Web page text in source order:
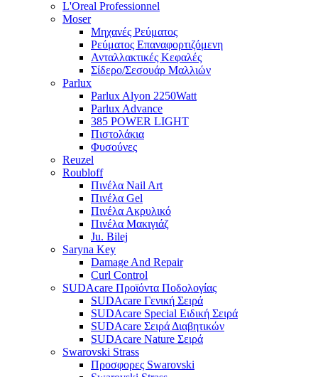
L'Oreal Professionnel
Moser
Μηχανές Ρεύματος
Ρεύματος Επαναφορτιζόμενη
Ανταλλακτικές Κεφαλές
Σίδερο/Σεσουάρ Μαλλιών
Parlux
Parlux Alyon 2250Watt
Parlux Advance
385 POWER LIGHT
Πιστολάκια
Φυσούνες
Reuzel
Roubloff
Πινέλα Nail Art
Πινέλα Gel
Πινέλα Ακρυλικό
Πινέλα Μακιγιάζ
Ju. Bilej
Saryna Key
Damage And Repair
Curl Control
SUDAcare Προϊόντα Ποδολογίας
SUDAcare Γενική Σειρά
SUDAcare Special Ειδική Σειρά
SUDAcare Σειρά Διαβητικών
SUDAcare Nature Σειρά
Swarovski Strass
Προσφορες Swarovski